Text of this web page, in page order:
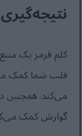
نتیجه‌گیری
کلم قرمز یک
قلب شما کمک
می‌کند.
گوارش کمک